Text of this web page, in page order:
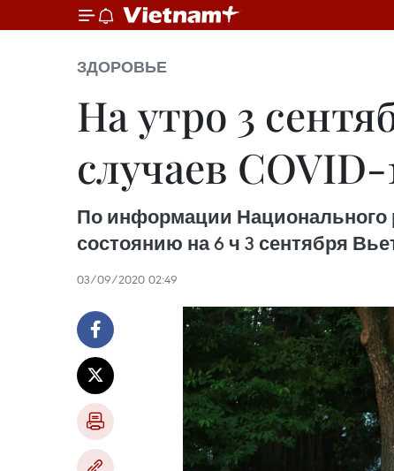
ЗДОРОВЬЕ
На утро 3
случаев COVID-
По информации Национального
состоянию на 6 ч 3 сентября
03/09/2020 02:49